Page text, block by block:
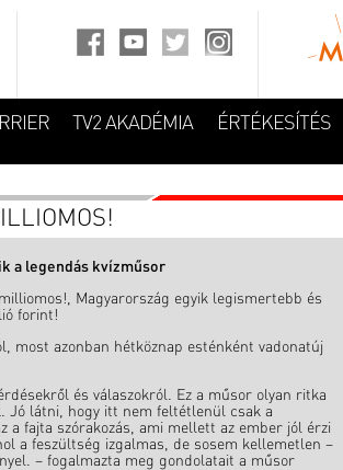
TV2 AKADÉMIA ÉRTÉKESÍTÉS
a legendás kvízműsor
Magyarország egyik legismertebb és
forint!
most azonban hétköznap esténként vadonatúj
és válaszokról. Ez a műsor olyan ritka
Jó látni, hogy itt nem feltétlenül csak a
a fajta szórakozás, ami mellett az ember jól érzi
a feszültség izgalmas, de sosem kellemetlen –
– fogalmazta meg gondolatait a műsor